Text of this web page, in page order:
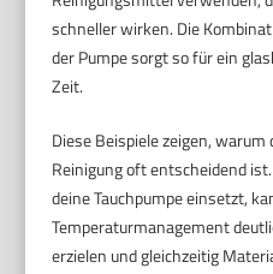
schneller wirken. Die
der Pumpe sorgt so für ein
Zeit.
Diese Beispiele zeigen,
Reinigung oft entscheidend
deine Tauchpumpe einsetzt,
Temperaturmanagement
erzielen und gleichzeitig